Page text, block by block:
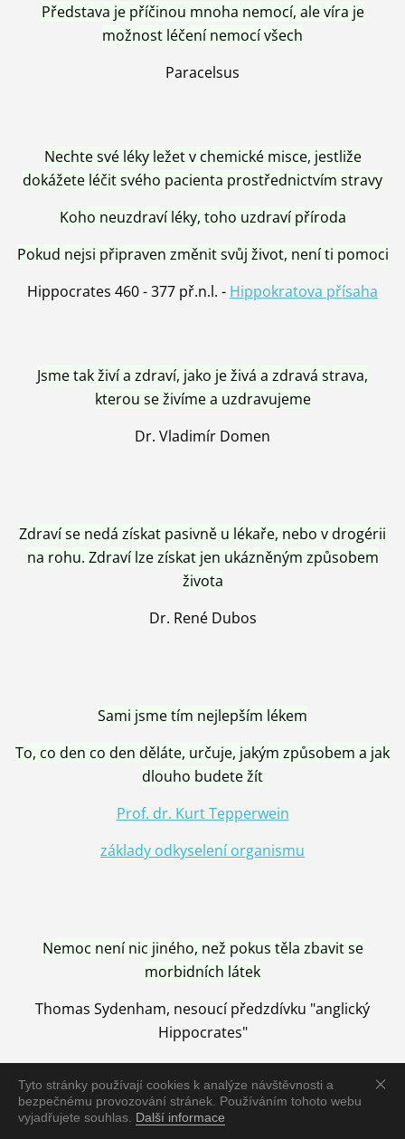
Tyto stránky používají cookies k analýze návštěvnosti a
bezpečnému provozování stránek. Používáním tohoto webu
vyjadřujete souhlas. Další informace
Představa je příčinou mnoha nemocí, ale víra je
možnost léčení nemocí všech
Paracelsus
Nechte své léky ležet v chemické misce, jestliže
dokážete léčit svého pacienta prostřednictvím stravy
Koho neuzdraví léky, toho uzdraví příroda
Pokud nejsi připraven změnit svůj život, není ti pomoci
Hippocrates 460 - 377 př.n.l. - Hippokratova přísaha
Jsme tak živí a zdraví, jako je živá a zdravá strava,
kterou se živíme a uzdravujeme
Dr. Vladimír Domen
Zdraví se nedá získat pasivně u lékaře, nebo v drogérii
na rohu. Zdraví lze získat jen ukázněným způsobem
života
Dr. René Dubos
Sami jsme tím nejlepším lékem
To, co den co den děláte, určuje, jakým způsobem a jak
dlouho budete žít
Prof. dr. Kurt Tepperwein
základy odkyselení organismu
Nemoc není nic jiného, než pokus těla zbavit se
morbidních látek
Thomas Sydenham, nesoucí předzdívku "anglický
Hippocrates"
Nemoc je vyléčena jen pomocí Přírody, neutralizací a